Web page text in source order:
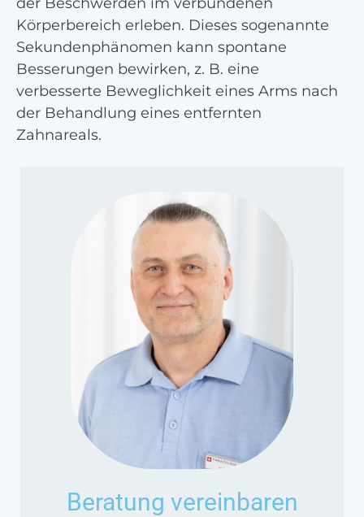
Körperbereich erleben. Dieses sogenannte
Sekundenphänomen kann spontane
Besserungen bewirken, z. B. eine
verbesserte Beweglichkeit eines Arms nach
der Behandlung eines entfernten
Zahnareals.
Beratung vereinbaren